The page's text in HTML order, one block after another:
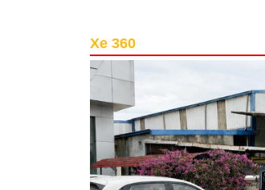
Xe 360